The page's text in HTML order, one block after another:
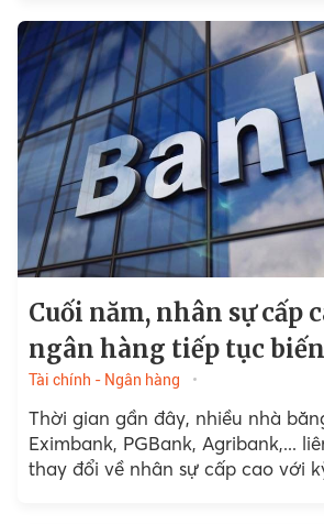
Cuối năm, nhân sự cấp
ngân hàng tiếp tục
Tài chính - Ngân hàng
Thời gian gần đây, nhiều nhà
Eximbank, PGBank, Agribank,...
thay đổi về nhân sự cấp cao với